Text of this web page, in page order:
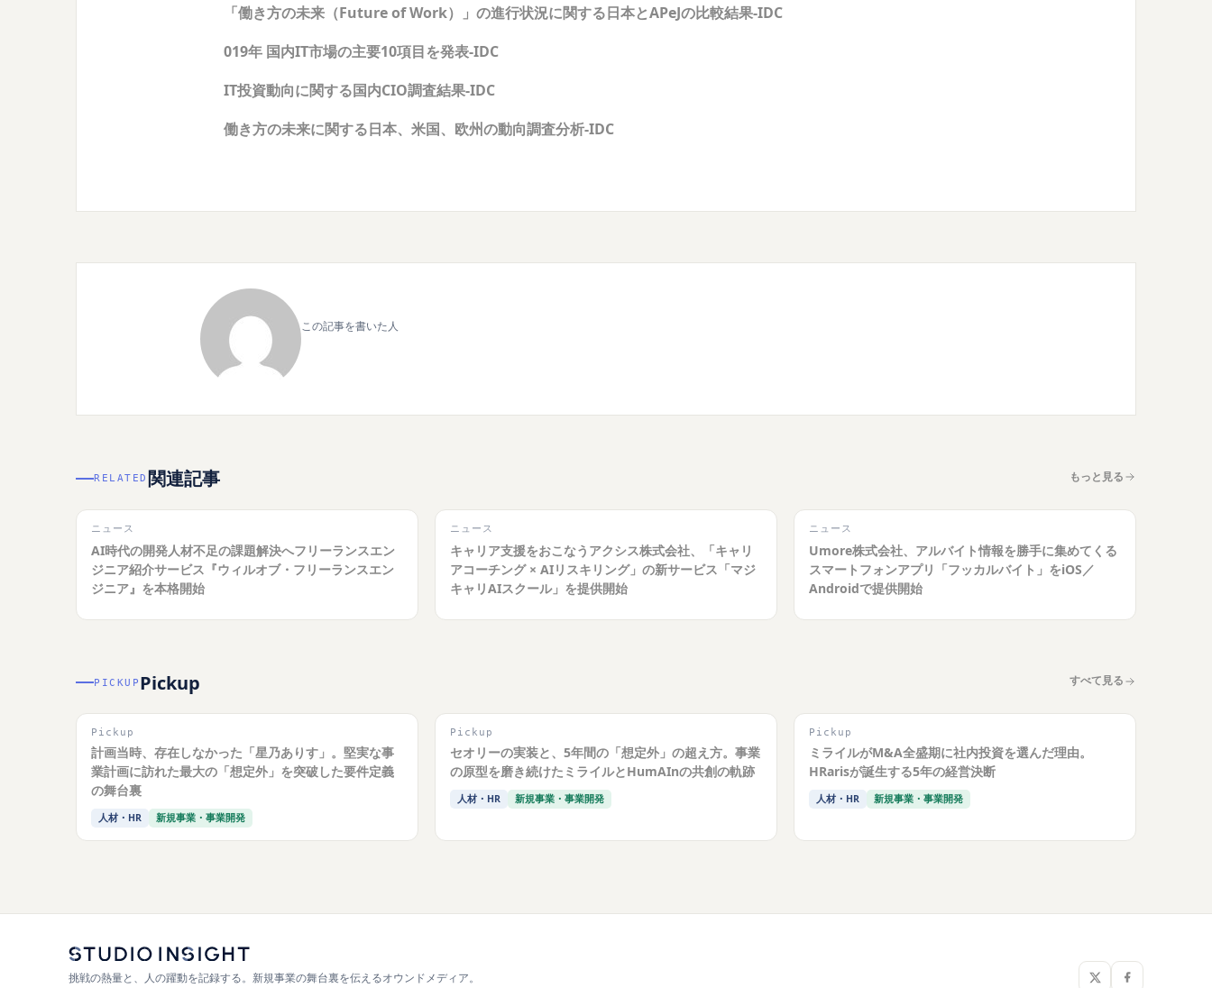
「働き方の未来（Future of Work）」の進行状況に関する日本とAPeJの比較結果-IDC
019年 国内IT市場の主要10項目を発表-IDC
IT投資動向に関する国内CIO調査結果-IDC
働き方の未来に関する日本、米国、欧州の動向調査分析-IDC
この記事を書いた人
RELATED 関連記事 もっと見る
ニュース
AI時代の開発人材不足の課題解決へフリーランスエン
ジニア紹介サービス『ウィルオブ・フリーランスエン
ジニア』を本格開始
ニュース
キャリア支援をおこなうアクシス株式会社、「キャリ
アコーチング × AIリスキリング」の新サービス「マジ
キャリAIスクール」を提供開始
ニュース
Umore株式会社、アルバイト情報を勝手に集めてくる
スマートフォンアプリ「フッカルバイト」をiOS／
Androidで提供開始
PICKUP Pickup すべて見る
Pickup
計画当時、存在しなかった「星乃ありす」。堅実な事
業計画に訪れた最大の「想定外」を突破した要件定義
の舞台裏
人材・HR 新規事業・事業開発
Pickup
セオリーの実装と、5年間の「想定外」の超え方。事業
の原型を磨き続けたミライルとHumAInの共創の軌跡
人材・HR 新規事業・事業開発
Pickup
ミライルがM&A全盛期に社内投資を選んだ理由。
HRarisが誕生する5年の経営決断
人材・HR 新規事業・事業開発
挑戦の熱量と、人の躍動を記録する。新規事業の舞台裏を伝えるオウンドメディア。